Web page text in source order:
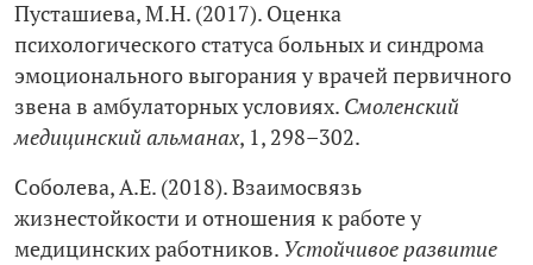
Пусташиева, М.Н. (2017). Оценка
психологического статуса больных и синдрома
эмоционального выгорания у врачей первичного
звена в амбулаторных условиях. Смоленский
медицинский альманах, 1, 298–302.
Соболева, А.Е. (2018). Взаимосвязь
жизнестойкости и отношения к работе у
медицинских работников. Устойчивое развитие